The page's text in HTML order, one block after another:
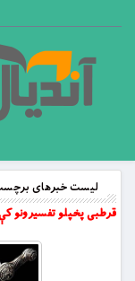
لیست خبرهای
قرطبى پخپلو تفسيرونو